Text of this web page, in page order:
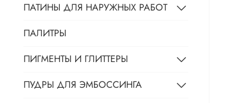
ПАТИНЫ ДЛЯ НАРУЖНЫХ РАБОТ
ПАЛИТРЫ
ПИГМЕНТЫ И ГЛИТТЕРЫ
ПУДРЫ ДЛЯ ЭМБОССИНГА